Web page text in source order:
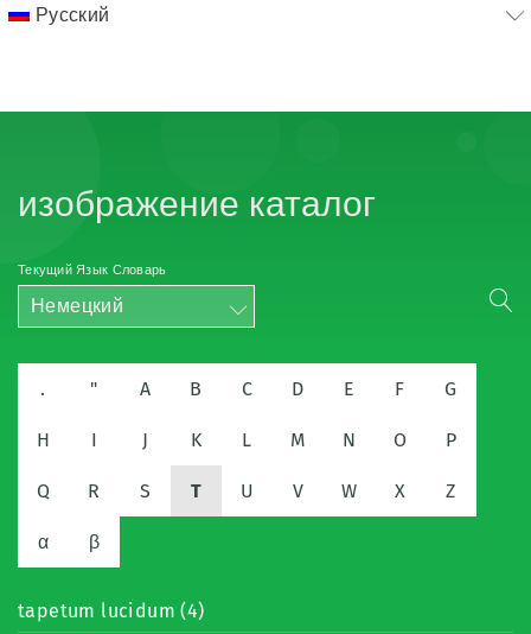
Русский
изображение каталог
Текущий Язык Словарь
Немецкий
. " A B C D E F G
H I J K L M N O P
Q R S T U V W X Z
α β
tapetum lucidum (4)